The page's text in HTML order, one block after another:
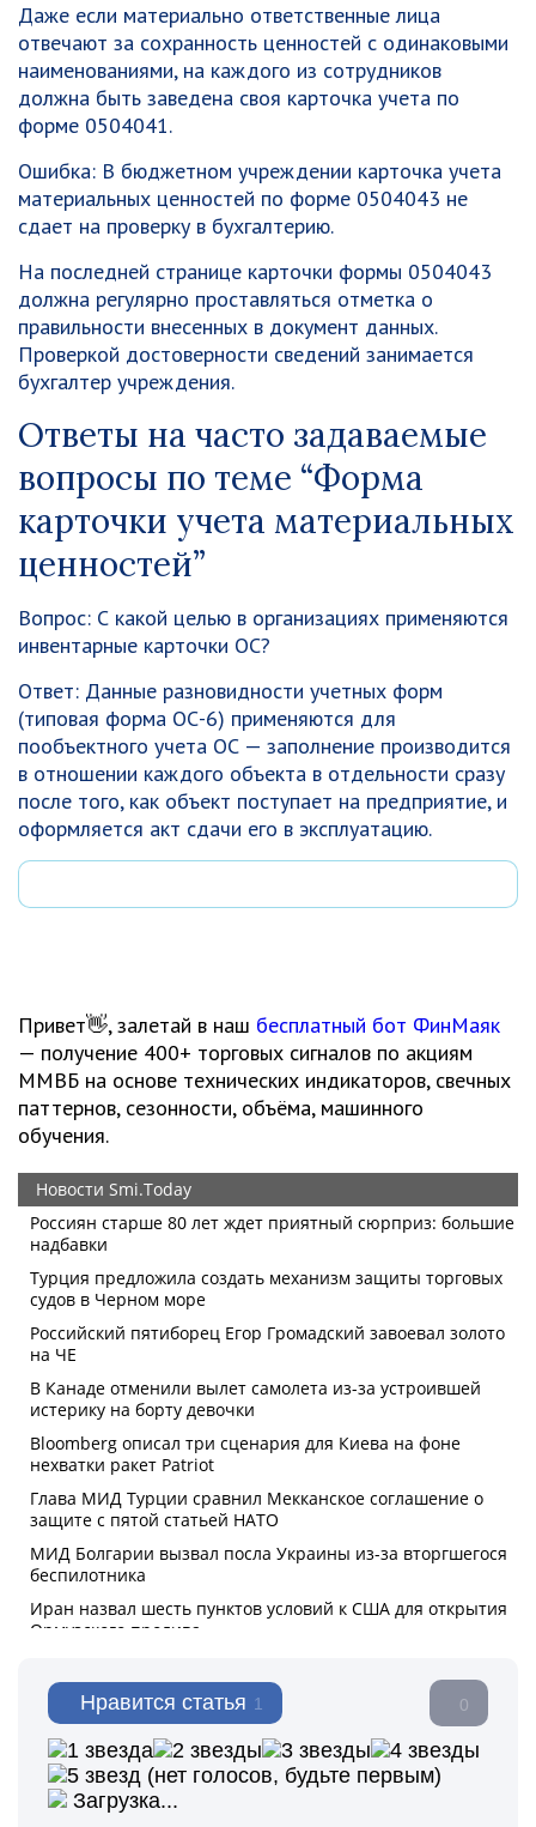
Даже если материально ответственные лица
отвечают за сохранность ценностей с одинаковыми
наименованиями, на каждого из сотрудников
должна быть заведена своя карточка учета по
форме 0504041.
Ошибка: В бюджетном учреждении карточка учета
материальных ценностей по форме 0504043 не
сдает на проверку в бухгалтерию.
На последней странице карточки формы 0504043
должна регулярно проставляться отметка о
правильности внесенных в документ данных.
Проверкой достоверности сведений занимается
бухгалтер учреждения.
Ответы на часто задаваемые
вопросы по теме “Форма
карточки учета материальных
ценностей”
Вопрос: С какой целью в организациях применяются
инвентарные карточки ОС?
Ответ: Данные разновидности учетных форм
(типовая форма ОС-6) применяются для
пообъектного учета ОС — заполнение производится
в отношении каждого объекта в отдельности сразу
после того, как объект поступает на предприятие, и
оформляется акт сдачи его в эксплуатацию.
Привет👋, залетай в наш бесплатный бот ФинМаяк
— получение 400+ торговых сигналов по акциям
ММВБ на основе технических индикаторов, свечных
паттернов, сезонности, объёма, машинного
обучения.
Нравится статья 1 0
(нет голосов, будьте первым)
Загрузка...